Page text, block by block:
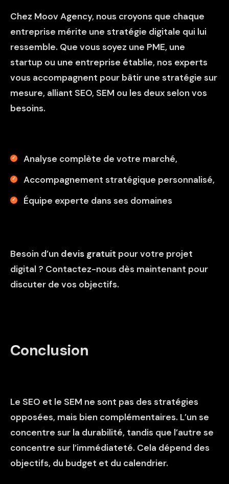
Chez Moov Agency, nous croyons que chaque
entreprise mérite une stratégie digitale qui lui
ressemble. Que vous soyez une PME, une
startup ou une entreprise établie, nos experts
vous accompagnent pour bâtir une stratégie sur
mesure, alliant SEO, SEM ou les deux selon vos
besoins.
Analyse complète de votre marché,
Accompagnement stratégique personnalisé,
Équipe experte dans ses domaines
Besoin d’un devis gratuit pour votre projet
digital ? Contactez-nous dès maintenant pour
discuter de vos objectifs.
Conclusion
Le SEO et le SEM ne sont pas des stratégies
opposées, mais bien complémentaires. L’un se
concentre sur la durabilité, tandis que l’autre se
concentre sur l’immédiateté. Cela dépend des
objectifs, du budget et du calendrier.